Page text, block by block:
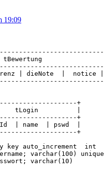
19:09